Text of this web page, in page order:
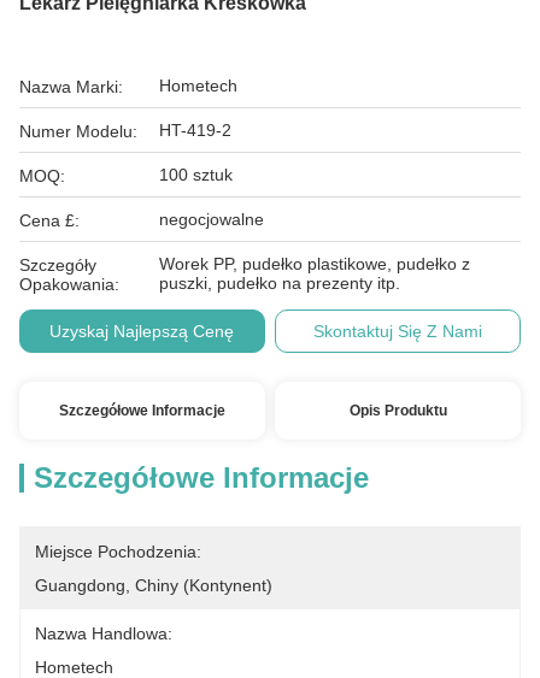
Nazwa Marki: Hometech
Numer Modelu: HT-419-2
MOQ: 100 sztuk
Cena £: negocjowalne
Szczegóły
Opakowania:
Worek PP, pudełko plastikowe, pudełko z
puszki, pudełko na prezenty itp.
Uzyskaj Najlepszą Cenę Skontaktuj Się Z Nami
Szczegółowe Informacje Opis Produktu
Szczegółowe Informacje
Miejsce Pochodzenia:
Guangdong, Chiny (kontynent)
Nazwa Handlowa:
Hometech